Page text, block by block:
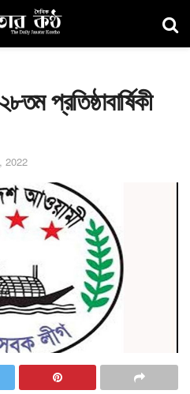
প্রতিষ্ঠাবার্ষিকী
2022